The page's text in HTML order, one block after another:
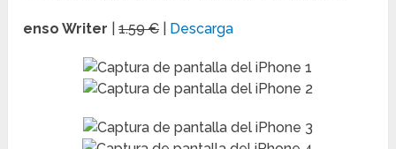
enso Writer |1.59 € Descarga